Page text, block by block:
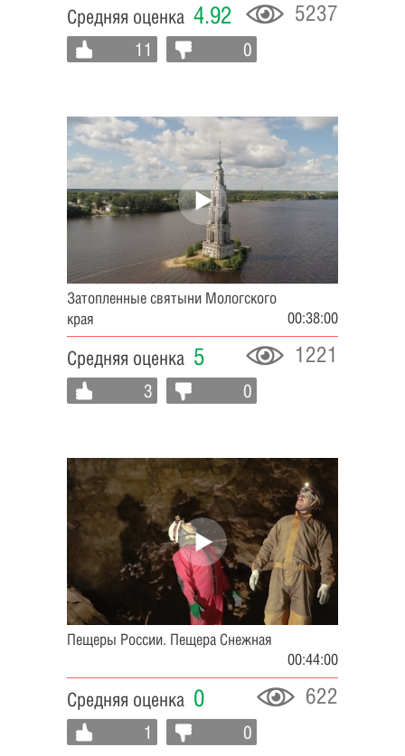
Средняя оценка 4.92 5237
11 0
Затопленные святыни Мологского
края
00:38:00
Средняя оценка 5 1221
3 0
Пещеры России. Пещера Снежная
00:44:00
Средняя оценка 0 622
1 0